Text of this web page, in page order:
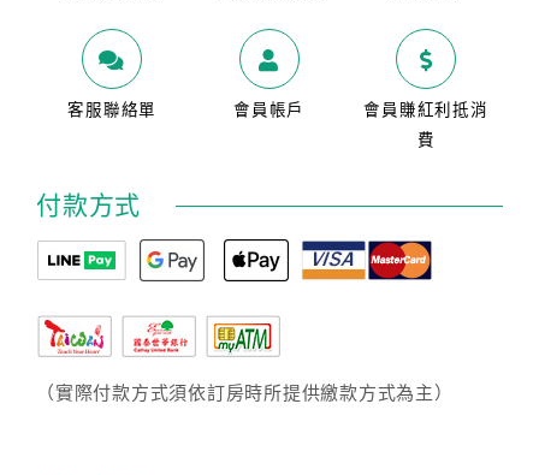
客服聯絡單 會員帳戶
會員賺紅利抵消
費
付款方式
（實際付款方式須依訂房時所提供繳款方式為主）